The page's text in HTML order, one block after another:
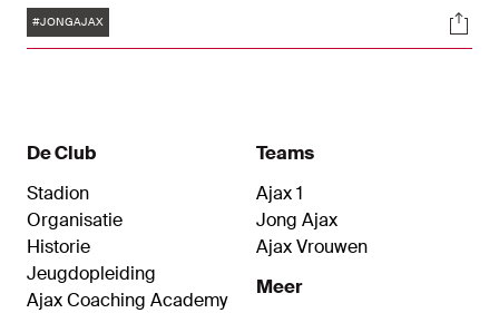
voor de Amsterdammers.
Tags
#JONGAJAX
De Club
Stadion
Organisatie
Historie
Jeugdopleiding
Ajax Coaching Academy
Teams
Ajax 1
Jong Ajax
Ajax Vrouwen
Meer